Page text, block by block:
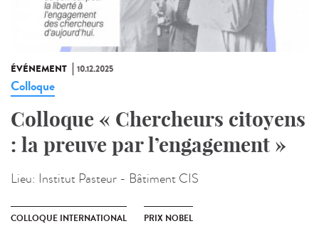
ÉVÉNEMENT 10.12.2025
Colloque
Colloque « Chercheurs citoyens
: la preuve par l’engagement »
Lieu: Institut Pasteur - Bâtiment CIS
COLLOQUE INTERNATIONAL PRIX NOBEL